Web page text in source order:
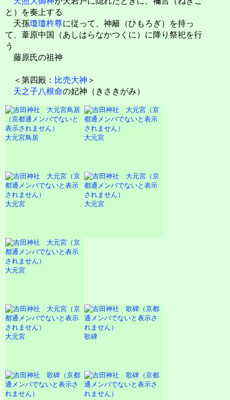
と）を奏上する
天孫瓊瓊杵尊に従って、神籬（ひもろぎ）を持っ
て、葦原中国（あしはらなかつくに）に降り祭祀を行
う
藤原氏の祖神
＜第四殿： 比売大神 ＞
天之子八根命の妃神（きさきがみ）
大元宮鳥居 大元宮
大元宮 大元宮
大元宮
大元宮 歌碑